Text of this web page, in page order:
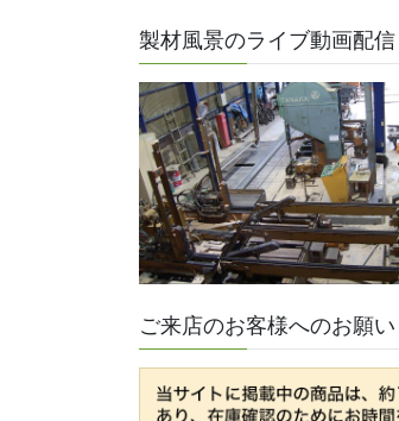
製材風景のライブ動画配信
ご来店のお客様へのお願い